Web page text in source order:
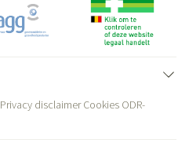
Privacy disclaimer Cookies ODR-